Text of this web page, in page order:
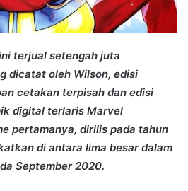
terjual setengah juta
dicatat oleh Wilson, edisi
cetakan terpisah dan edisi
digital terlaris Marvel
pertamanya, dirilis pada tahun
di antara lima besar dalam
September 2020.